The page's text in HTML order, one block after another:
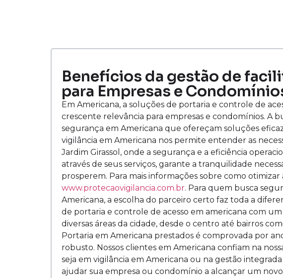
Benefícios da gestão de
para Empresas e
Em Americana, a soluções de portaria e controle de
crescente relevância para empresas e condomínios. A
segurança em Americana que ofereçam soluções
vigilância em Americana nos permite entender as
Jardim Girassol, onde a segurança e a eficiência
através de seus serviços, garante a tranquilidade
prosperem. Para mais informações sobre como
www.protecaovigilancia.com.br. Para quem busca
Americana, a escolha do parceiro certo faz toda a
de portaria e controle de acesso em americana com
diversas áreas da cidade, desde o centro até bairros
Portaria em Americana prestados é comprovada por
robusto. Nossos clientes em Americana confiam na
seja em vigilância em Americana ou na gestão
ajudar sua empresa ou condomínio a alcançar um